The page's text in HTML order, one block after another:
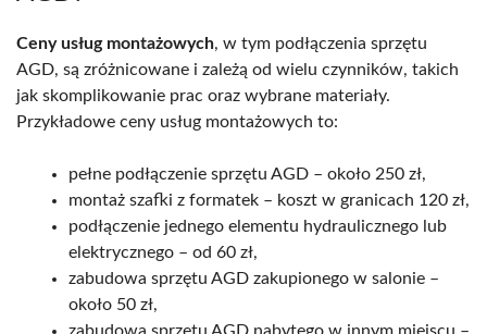
Ceny usług montażowych, w tym podłączenia sprzętu
AGD, są zróżnicowane i zależą od wielu czynników, takich
jak skomplikowanie prac oraz wybrane materiały.
Przykładowe ceny usług montażowych to:
pełne podłączenie sprzętu AGD – około 250 zł,
montaż szafki z formatek – koszt w granicach 120 zł,
podłączenie jednego elementu hydraulicznego lub
elektrycznego – od 60 zł,
zabudowa sprzętu AGD zakupionego w salonie –
około 50 zł,